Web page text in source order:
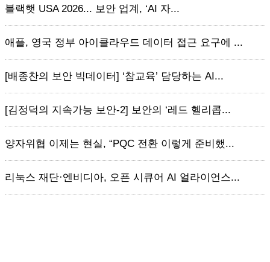
블랙햇 USA 2026... 보안 업계, ‘AI 자...
애플, 영국 정부 아이클라우드 데이터 접근 요구에 ...
[배종찬의 보안 빅데이터] ‘참교육’ 담당하는 AI...
[김정덕의 지속가능 보안-2] 보안의 ‘레드 헬리콥...
양자위협 이제는 현실, “PQC 전환 이렇게 준비했...
리눅스 재단·엔비디아, 오픈 시큐어 AI 얼라이언스...